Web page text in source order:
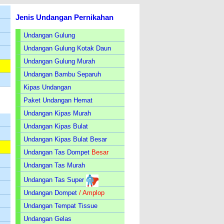
Jenis Undangan Pernikahan
Undangan Gulung
Undangan Gulung Kotak Daun
Undangan Gulung Murah
Undangan Bambu Separuh
Kipas Undangan
Paket Undangan Hemat
Undangan Kipas Murah
Undangan Kipas Bulat
Undangan Kipas Bulat Besar
Undangan Tas Dompet Besar
Undangan Tas Murah
Undangan Tas Super
Undangan Dompet / Amplop
Undangan Tempat Tissue
Undangan Gelas